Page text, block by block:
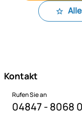
Kontakt
Rufen Sie an
04847 - 8068 0